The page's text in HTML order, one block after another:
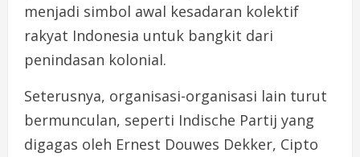
menjadi simbol awal kesadaran kolektif
rakyat Indonesia untuk bangkit dari
penindasan kolonial.
Seterusnya, organisasi-organisasi lain turut
bermunculan, seperti Indische Partij yang
digagas oleh Ernest Douwes Dekker, Cipto